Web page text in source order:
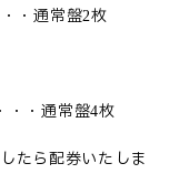
・通常盤2枚
・・通常盤4枚
たら配券いたしま